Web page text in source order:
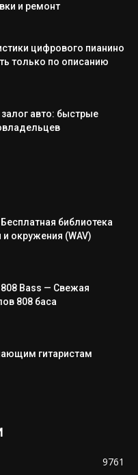
и ремонт
цифрового пианино
только по описанию
авто: быстрые
библиотека
окружения (WAV)
Bass — Свежая
808 баса
гитаристам
9761